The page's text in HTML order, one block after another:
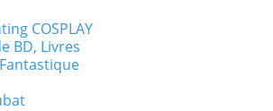
COSPLAY
BD, Livres